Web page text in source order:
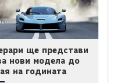
ще представи
нови модела до
на годината